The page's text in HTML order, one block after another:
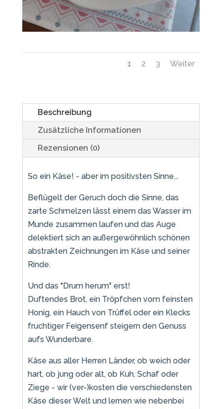
1 2 3 Weiter
Beschreibung
Zusätzliche Informationen
Rezensionen (0)
So ein Käse! - aber im positivsten Sinne...
Beflügelt der Geruch doch die Sinne, das
zarte Schmelzen lässt einem das Wasser im
Munde zusammen laufen und das Auge
delektiert sich an außergewöhnlich schönen
abstrakten Zeichnungen im Käse und seiner
Rinde.
Und das "Drum herum" erst!
Duftendes Brot, ein Tröpfchen vom feinsten
Honig, ein Hauch von Trüffel oder ein Klecks
fruchtiger Feigensenf steigern den Genuss
aufs Wunderbare.
Käse aus aller Herren Länder, ob weich oder
hart, ob jung oder alt, ob Kuh, Schaf oder
Ziege - wir (ver-)kosten die verschiedensten
Käse dieser Welt und lernen wie nebenbei